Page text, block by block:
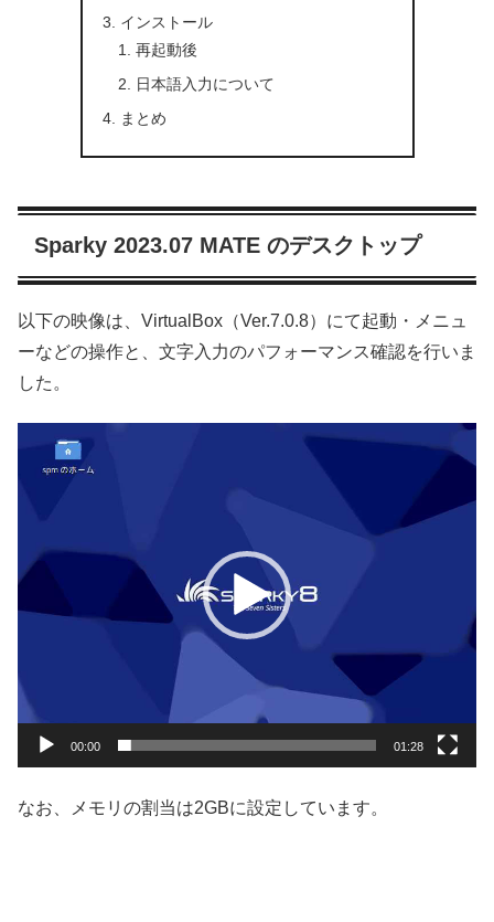
インストール
再起動後
日本語入力について
まとめ
Sparky 2023.07 MATE のデスクトップ
以下の映像は、VirtualBox（Ver.7.0.8）にて起動・メニュ
ーなどの操作と、文字入力のパフォーマンス確認を行いま
した。
ー
00:00 01:28
なお、メモリの割当は2GBに設定しています。